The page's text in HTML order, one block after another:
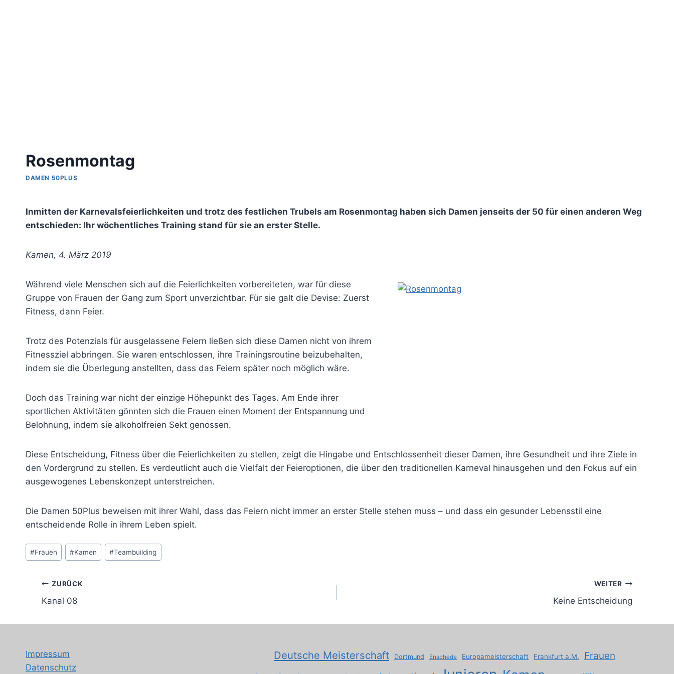
Rosenmontag
DAMEN 50PLUS
Inmitten der Karnevalsfeierlichkeiten und trotz des festlichen Trubels am Rosenmontag haben sich Damen jenseits der 50 für einen anderen Weg
entschieden: Ihr wöchentliches Training stand für sie an erster Stelle.
Kamen, 4. März 2019
Während viele Menschen sich auf die Feierlichkeiten vorbereiteten, war für diese
Gruppe von Frauen der Gang zum Sport unverzichtbar. Für sie galt die Devise: Zuerst
Fitness, dann Feier.
Trotz des Potenzials für ausgelassene Feiern ließen sich diese Damen nicht von ihrem
Fitnessziel abbringen. Sie waren entschlossen, ihre Trainingsroutine beizubehalten,
indem sie die Überlegung anstellten, dass das Feiern später noch möglich wäre.
Doch das Training war nicht der einzige Höhepunkt des Tages. Am Ende ihrer
sportlichen Aktivitäten gönnten sich die Frauen einen Moment der Entspannung und
Belohnung, indem sie alkoholfreien Sekt genossen.
Diese Entscheidung, Fitness über die Feierlichkeiten zu stellen, zeigt die Hingabe und Entschlossenheit dieser Damen, ihre Gesundheit und ihre Ziele in
den Vordergrund zu stellen. Es verdeutlicht auch die Vielfalt der Feieroptionen, die über den traditionellen Karneval hinausgehen und den Fokus auf ein
ausgewogenes Lebenskonzept unterstreichen.
Die Damen 50Plus beweisen mit ihrer Wahl, dass das Feiern nicht immer an erster Stelle stehen muss – und dass ein gesunder Lebensstil eine
entscheidende Rolle in ihrem Leben spielt.
Schlagworte:
#Frauen #Kamen #Teambuilding
Beitragsnavigation
ZURÜCK
Kanal 08
WEITER
Keine Entscheidung
Impressum
Datenschutz
Deutsche Meisterschaft Dortmund Enschede Europameisterschaft Frankfurt a.M. Frauen